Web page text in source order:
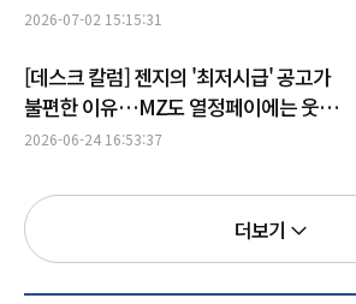
2026-07-02 15:15:31
[데스크 칼럼] 젠지의 '최저시급' 공고가
불편한 이유…MZ도 열정페이에는 웃지
않는다
2026-06-24 16:53:37
더보기